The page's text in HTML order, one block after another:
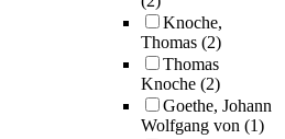
Knoche,
Thomas (2)
Thomas
Knoche (2)
Goethe, Johann
Wolfgang von (1)